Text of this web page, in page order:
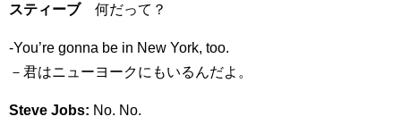
スティーブ何だって？
-You’re gonna be in New York, too.
－君はニューヨークにもいるんだよ。
Steve Jobs: No. No.